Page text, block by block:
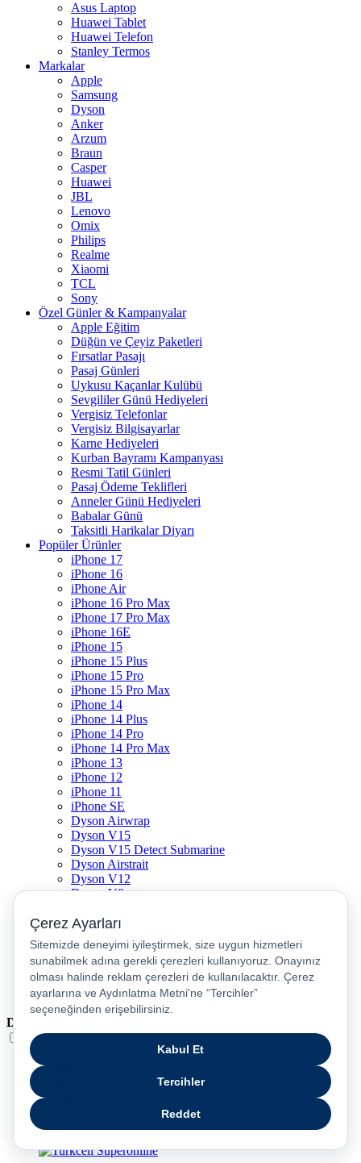
Asus Laptop
Huawei Tablet
Huawei Telefon
Stanley Termos
Markalar
Apple
Samsung
Dyson
Anker
Arzum
Braun
Casper
Huawei
JBL
Lenovo
Omix
Philips
Realme
Xiaomi
TCL
Sony
Özel Günler & Kampanyalar
Apple Eğitim
Düğün ve Çeyiz Paketleri
Fırsatlar Pasajı
Pasaj Günleri
Uykusu Kaçanlar Kulübü
Sevgililer Günü Hediyeleri
Vergisiz Telefonlar
Vergisiz Bilgisayarlar
Karne Hediyeleri
Kurban Bayramı Kampanyası
Resmi Tatil Günleri
Pasaj Ödeme Teklifleri
Anneler Günü Hediyeleri
Babalar Günü
Taksitli Harikalar Diyarı
Popüler Ürünler
iPhone 17
iPhone 16
iPhone Air
iPhone 16 Pro Max
iPhone 17 Pro Max
iPhone 16E
iPhone 15
iPhone 15 Plus
iPhone 15 Pro
iPhone 15 Pro Max
iPhone 14
iPhone 14 Plus
iPhone 14 Pro
iPhone 14 Pro Max
iPhone 13
iPhone 12
iPhone 11
iPhone SE
Dyson Airwrap
Dyson V15
Dyson V15 Detect Submarine
Dyson Airstrait
Dyson V12
Dyson V8
Samsung Galaxy S25 Ultra
PS4 / Playstation 4
Nintendo Switch
Xbox Series S
Xbox Series X
Dil
Türkçe
English
русский